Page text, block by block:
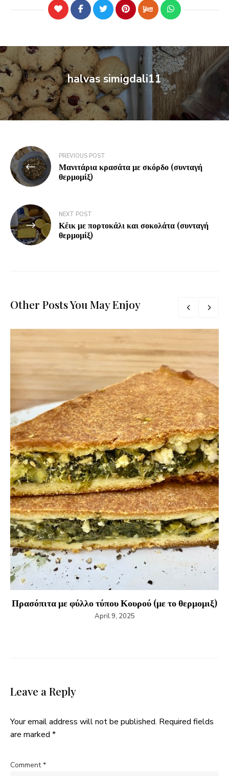
halvas simigdali11
PREVIOUS POST
Μανιτάρια κρασάτα με σκόρδο (συνταγή
θερμομίξ)
NEXT POST
Κέικ με πορτοκάλι και σοκολάτα (συνταγή
θερμομίξ)
Other Posts You May Enjoy
Πρασόπιτα με φύλλο τύπου Κουρού (με το θερμομιξ)
April 9, 2025
Leave a Reply
Your email address will not be published. Required fields
are marked *
Comment*